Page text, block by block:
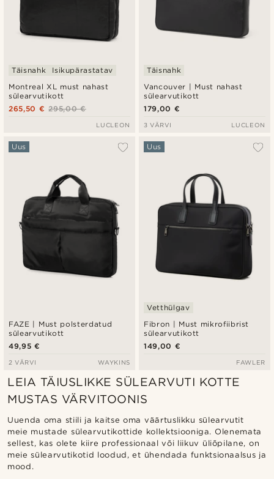
Montreal XL must nahast
sülearvutikott
Täisnahk Isikupärastatav
295,00 €
265,50 €
LUCLEON
Vancouver | Must nahast
sülearvutikott
Täisnahk
179,00 €
3 VÄRVI LUCLEON
FAZE | Must polsterdatud
sülearvutikott
Uus
49,95 €
2 VÄRVI WAYKINS
Fibron | Must mikrofiibrist
sülearvutikott
Uus
Vetthülgav
149,00 €
FAWLER
LEIA TÄIUSLIKKE SÜLEARVUTI KOTTE
MUSTAS VÄRVITOONIS
Uuenda oma stiili ja kaitse oma väärtuslikku sülearvutit
meie mustade sülearvutikottide kollektsiooniga. Olenemata
sellest, kas olete kiire professionaal või liikuv üliõpilane, on
meie sülearvutikotid loodud, et ühendada funktsionaalsus ja
mood.